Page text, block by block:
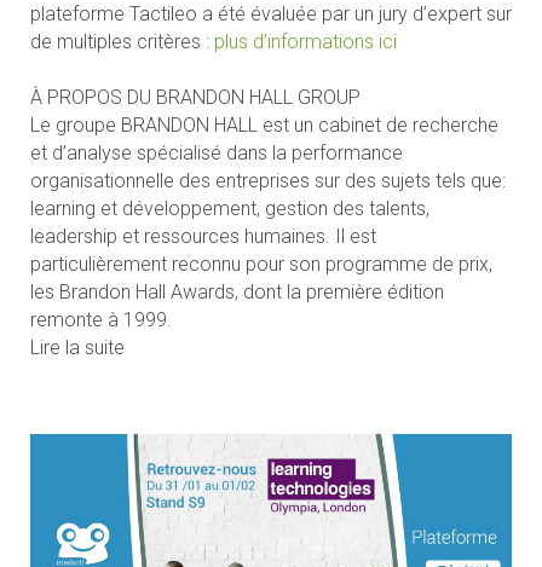
plateforme Tactileo a été évaluée par un jury d’expert sur
de multiples critères : plus d’informations ici
À PROPOS DU BRANDON HALL GROUP
Le groupe BRANDON HALL est un cabinet de recherche
et d’analyse spécialisé dans la performance
organisationnelle des entreprises sur des sujets tels que:
learning et développement, gestion des talents,
leadership et ressources humaines. Il est
particulièrement reconnu pour son programme de prix,
les Brandon Hall Awards, dont la première édition
remonte à 1999.
Lire la suite